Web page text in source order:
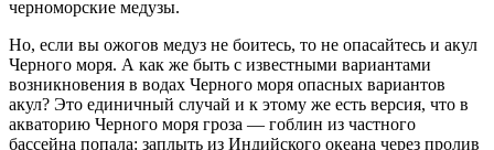
черноморские медузы.
Но, если вы ожогов медуз не боитесь, то не опасайтесь и акул
Черного моря. А как же быть с известными вариантами
возникновения в водах Черного моря опасных вариантов
акул? Это единичный случай и к этому же есть версия, что в
акваторию Черного моря гроза — гоблин из частного
бассейна попала: заплыть из Индийского океана через пролив